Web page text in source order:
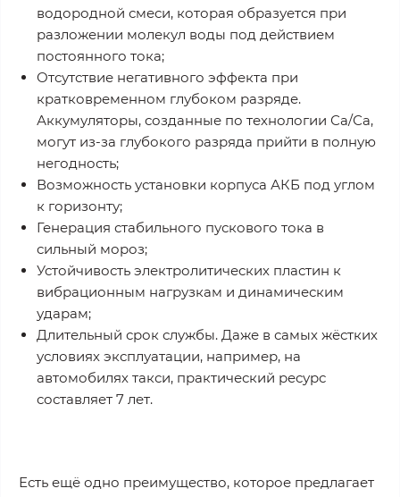
водородной смеси, которая образуется при
разложении молекул воды под действием
постоянного тока;
Отсутствие негативного эффекта при
кратковременном глубоком разряде.
Аккумуляторы, созданные по технологии Са/Са,
могут из-за глубокого разряда прийти в полную
негодность;
Возможность установки корпуса АКБ под углом
к горизонту;
Генерация стабильного пускового тока в
сильный мороз;
Устойчивость электролитических пластин к
вибрационным нагрузкам и динамическим
ударам;
Длительный срок службы. Даже в самых жёстких
условиях эксплуатации, например, на
автомобилях такси, практический ресурс
составляет 7 лет.
Есть ещё одно преимущество, которое предлагает